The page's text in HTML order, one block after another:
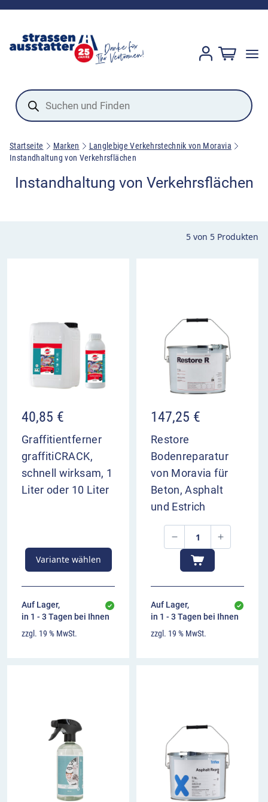
Products
search
Startseite Marken
Langlebige Verkehrstechnik von Moravia
Instandhaltung von Verkehrsflächen
Instandhaltung von Verkehrsflächen
5 von 5 Produkten
40,85 €
Graffitientferner
graffitiCRACK,
schnell wirksam, 1
Liter oder 10 Liter
Variante wählen
Auf Lager,
in 1 - 3 Tagen bei Ihnen
zzgl. 19 % MwSt.
147,25 €
Restore
Bodenreparatur
von Moravia für
Beton, Asphalt
und Estrich
Auf Lager,
in 1 - 3 Tagen bei Ihnen
zzgl. 19 % MwSt.